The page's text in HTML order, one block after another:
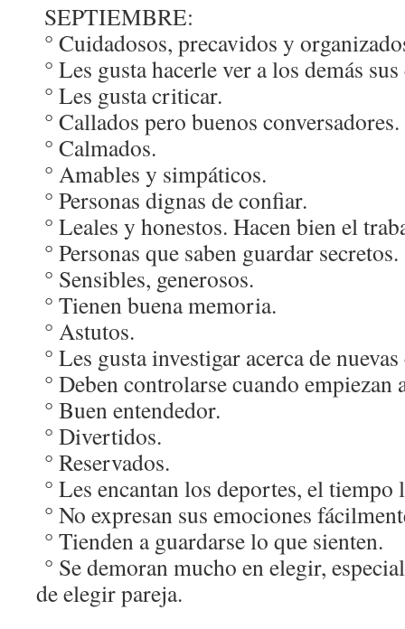
SEPTIEMBRE:
° Cuidadosos, precavidos y
° Les gusta hacerle ver a los demás
° Les gusta criticar.
° Callados pero buenos conversadores.
° Calmados.
° Amables y simpáticos.
° Personas dignas de confiar.
° Leales y honestos. Hacen bien el
° Personas que saben guardar secretos.
° Sensibles, generosos.
° Tienen buena memoria.
° Astutos.
° Les gusta investigar acerca de nuevas
° Deben controlarse cuando empiezan
° Buen entendedor.
° Divertidos.
° Reservados.
° Les encantan los deportes, el
° No expresan sus emociones
° Tienden a guardarse lo que sienten.
° Se demoran mucho en elegir,
de elegir pareja.